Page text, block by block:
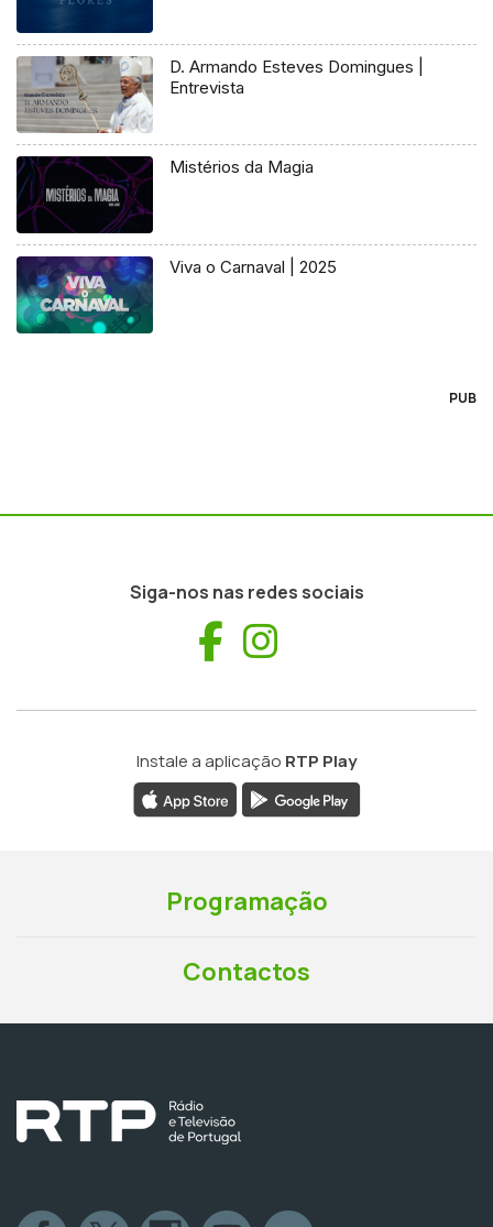
D. Armando Esteves Domingues |
Entrevista
Mistérios da Magia
Viva o Carnaval | 2025
PUB
Siga-nos nas redes sociais
Facebook
Instale a aplicação RTP Play
Programação
Contactos